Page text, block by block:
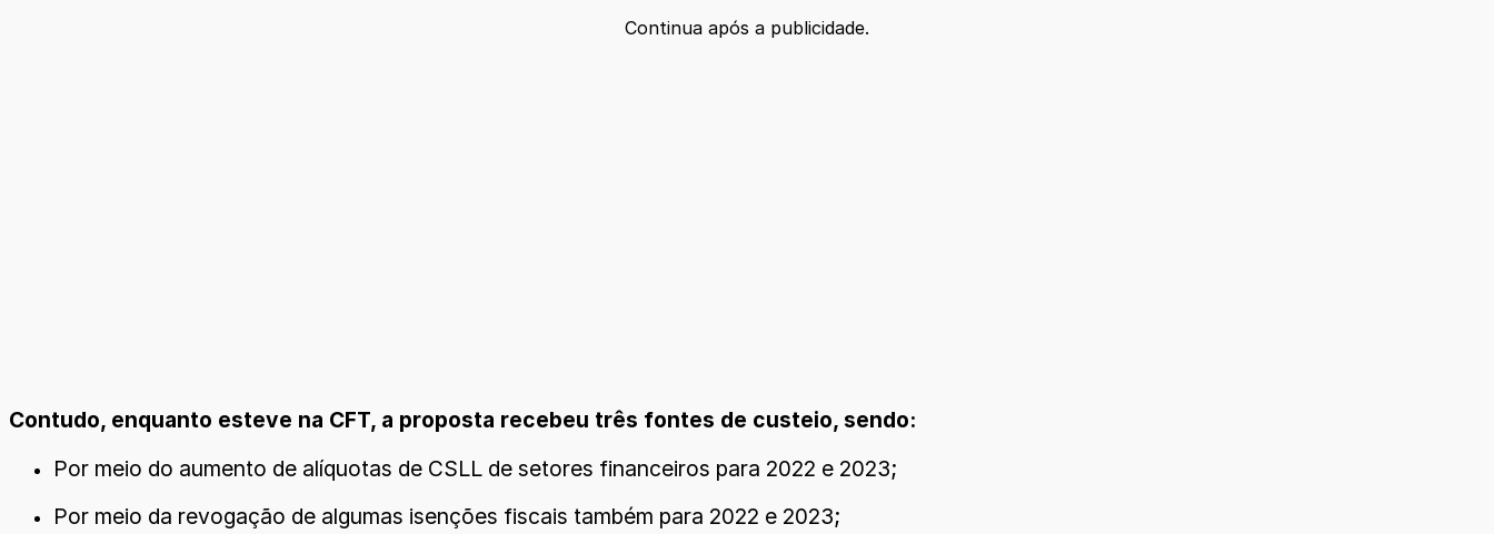
Continua após a publicidade.
Contudo, enquanto esteve na CFT, a proposta recebeu três fontes de custeio, sendo:
Por meio do aumento de alíquotas de CSLL de setores financeiros para 2022 e 2023;
Por meio da revogação de algumas isenções fiscais também para 2022 e 2023;